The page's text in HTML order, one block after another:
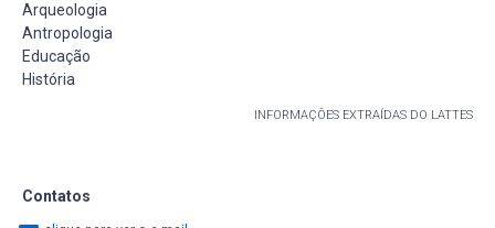
Arqueologia
Antropologia
Educação
História
INFORMAÇÕES EXTRAÍDAS DO LATTES
Contatos